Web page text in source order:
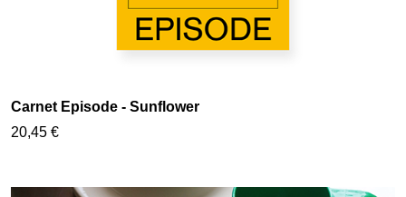
Carnet Episode - Sunflower
20,45 €